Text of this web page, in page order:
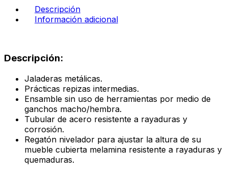
cantidad
Descripción
Información adicional
Descripción:
Jaladeras metálicas.
Prácticas repizas intermedias.
Ensamble sin uso de herramientas por medio de
ganchos macho/hembra.
Tubular de acero resistente a rayaduras y
corrosión.
Regatón nivelador para ajustar la altura de su
mueble cubierta melamina resistente a rayaduras y
quemaduras.